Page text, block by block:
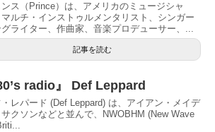
ンス（Prince）は、アメリカのミュージシャ
マルチ・インストゥルメンタリスト、シンガー
グライター、作曲家、音楽プロデューサー、...
記事を読む
radio』 Def Leppard
レパード (Def Leppard) は、アイアン・メイデ
サクソンなどと並んで、NWOBHM (New Wave